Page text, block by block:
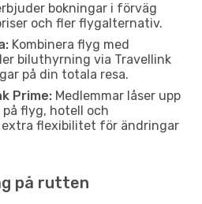
bokningar i förväg
och fler flygalternativ.
Kombinera flyg med
biluthyrning via Travellink
på din totala resa.
Prime: Medlemmar låser upp
flyg, hotell och
flexibilitet för ändringar
på rutten